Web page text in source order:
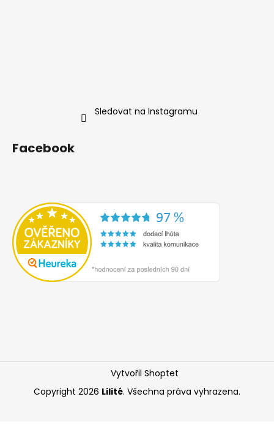
Sledovat na Instagramu
Facebook
Vytvořil Shoptet
Copyright 2026 Lilité. Všechna práva vyhrazena.